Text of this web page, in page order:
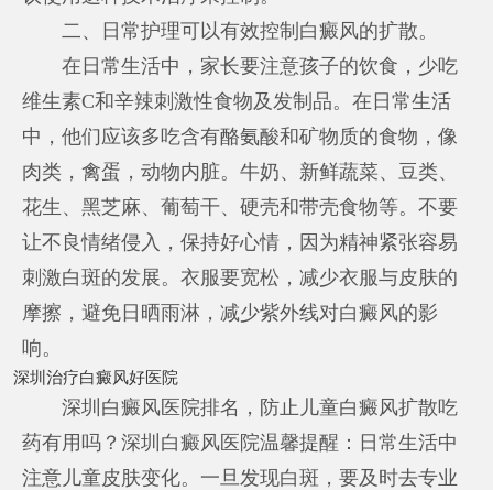
二、日常护理可以有效控制白癜风的扩散。
在日常生活中，家长要注意孩子的饮食，少吃
维生素C和辛辣刺激性食物及发制品。在日常生活
中，他们应该多吃含有酪氨酸和矿物质的食物，像
肉类，禽蛋，动物内脏。牛奶、新鲜蔬菜、豆类、
花生、黑芝麻、葡萄干、硬壳和带壳食物等。不要
让不良情绪侵入，保持好心情，因为精神紧张容易
刺激白斑的发展。衣服要宽松，减少衣服与皮肤的
摩擦，避免日晒雨淋，减少紫外线对白癜风的影
响。
深圳治疗白癜风好医院
深圳白癜风医院排名，防止儿童白癜风扩散吃
药有用吗？深圳白癜风医院温馨提醒：日常生活中
注意儿童皮肤变化。一旦发现白斑，要及时去专业